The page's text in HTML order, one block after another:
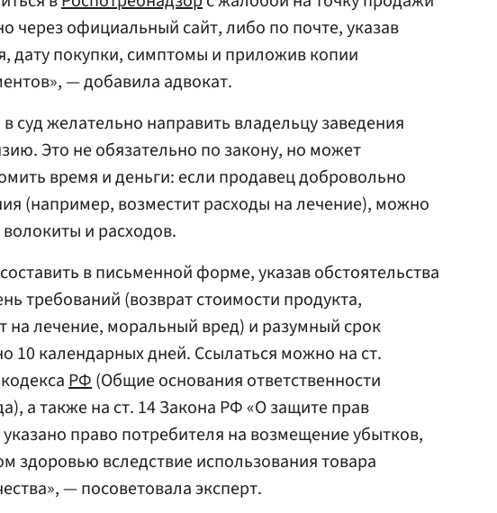
через официальный сайт, либо по почте, указав
дату покупки, симптомы и приложив копии
— добавила адвокат.
суд желательно направить владельцу заведения
Это не обязательно по закону, но может
время и деньги: если продавец добровольно
(например, возместит расходы на лечение), можно
и расходов.
в письменной форме, указав обстоятельства
требований (возврат стоимости продукта,
на лечение, моральный вред) и разумный срок
10 календарных дней. Ссылаться можно на ст.
РФ(Общие основания ответственности
а также на ст. 14 Закона РФ «О защите прав
право потребителя на возмещение убытков,
здоровью вследствие использования товара
— посоветовала эксперт.